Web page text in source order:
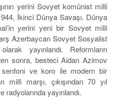
yerini Sovyet komünist milli
İkinci Dünya Savaşı. Dünya
yerini yeni bir Sovyet milli
Azerbaycan Sovyet Sosyalist
yayınlandı. Reformların
sonra, besteci Aidan Azimov
senfoni ve koro ile modern bir
milli marşı, çıkışından 70 yıl
yayınlandı.